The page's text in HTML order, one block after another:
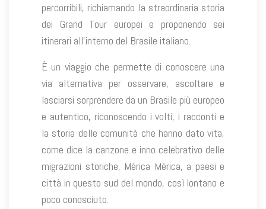
percorribili, richiamando la straordinaria storia
dei Grand Tour europei e proponendo sei
itinerari all’interno del Brasile italiano.
È un viaggio che permette di conoscere una
via alternativa per osservare, ascoltare e
lasciarsi sorprendere da un Brasile più europeo
e autentico, riconoscendo i volti, i racconti e
la storia delle comunità che hanno dato vita,
come dice la canzone e inno celebrativo delle
migrazioni storiche, Mèrica Mèrica, a paesi e
città in questo sud del mondo, così lontano e
poco conosciuto.